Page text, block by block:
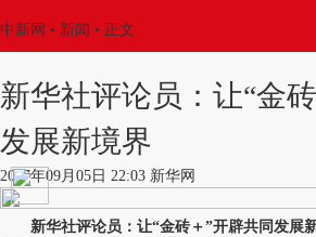
中新网 • 新闻 • 正文
新华社评论员：让“金
发展新境界
2017年09月05日 22:03 新华网
新华社评论员：让“金砖＋”开辟共同发展